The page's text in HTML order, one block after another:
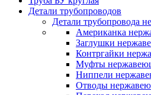
Детали трубопроводов
Детали трубопровода
Американка
Заглушки
Контргайки
Муфты
Ниппели
Отводы